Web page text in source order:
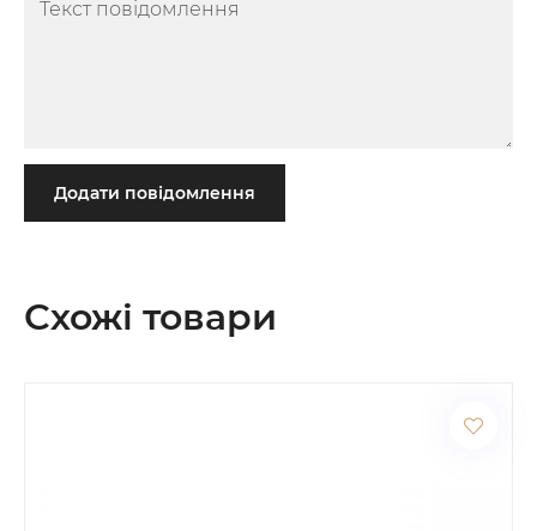
Додати повідомлення
Схожі товари